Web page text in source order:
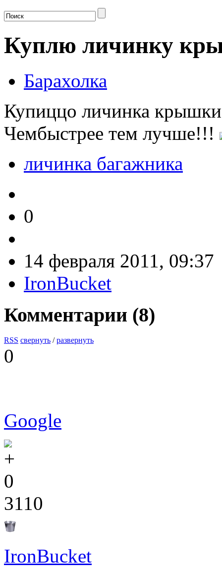
Куплю личинку
Барахолка
Купиццо личинка крышки
Чембыстрее тем лучше!!!
личинка багажника
0
14 февраля 2011, 09:37
IronBucket
Комментарии (8)
RSS свернуть /развернуть
0
Google
0
3110
IronBucket